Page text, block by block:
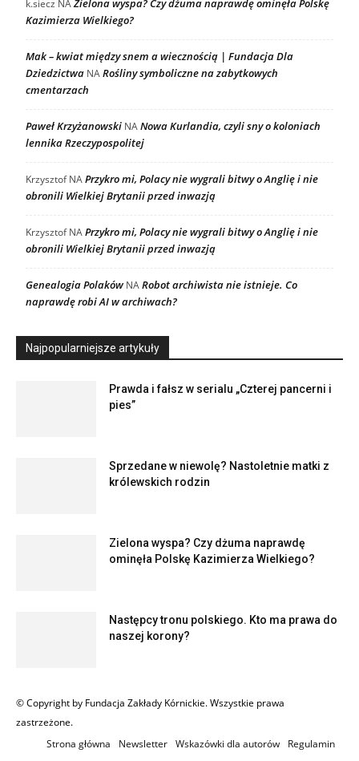
k.siecz NAZielona wyspa? Czy dżuma naprawdę ominęła Polskę
Kazimierza Wielkiego?
Mak – kwiat między snem a wiecznością | Fundacja Dla
Dziedzictwa NARośliny symboliczne na zabytkowych
cmentarzach
Paweł Krzyżanowski NANowa Kurlandia, czyli sny o koloniach
lennika Rzeczypospolitej
KrzysztofNAPrzykro mi, Polacy nie wygrali bitwy o Anglię i nie
obronili Wielkiej Brytanii przed inwazją
KrzysztofNAPrzykro mi, Polacy nie wygrali bitwy o Anglię i nie
obronili Wielkiej Brytanii przed inwazją
Genealogia PolakówNARobot archiwista nie istnieje. Co
naprawdę robi AI w archiwach?
Najpopularniejsze artykuły
Prawda i fałsz w serialu „Czterej pancerni i
pies”
Sprzedane w niewolę? Nastoletnie matki z
królewskich rodzin
Zielona wyspa? Czy dżuma naprawdę
ominęła Polskę Kazimierza Wielkiego?
Następcy tronu polskiego. Kto ma prawa do
naszej korony?
© Copyright by Fundacja Zakłady Kórnickie. Wszystkie prawa
zastrzeżone.
Strona główna
Newsletter Wskazówki dla autorów
Regulamin